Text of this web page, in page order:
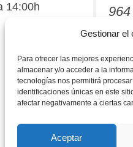
Gestionar el
Para ofrecer las mejores
almacenar y/o acceder a la
tecnologías nos permitirá
identificaciones únicas en este
afectar negativamente a ciertas
Aceptar
14:00h